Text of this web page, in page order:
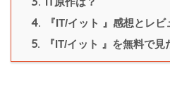
4. 『IT/イット 』感想とレビ
5. 『IT/イット 』を無料で見